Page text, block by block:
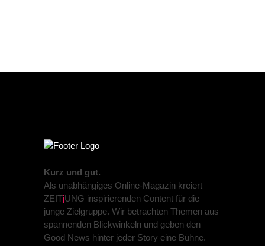
Kurz und gut.
Als unabhängiges Online-Magazin kreiert
ZEITjUNG inspirierenden Content für die
junge Zielgruppe. Wir betrachten Themen aus
spannenden Blickwinkeln und geben den
Good News hinter jeder Story eine Bühne.